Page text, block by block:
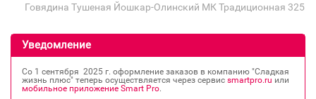
Говядина Тушеная Йошкар-Олинский МК Традиционная 325г
Уведомление
Со 1 сентября 2025 г. оформление заказов в компанию "Сладкая
жизнь плюс" теперь осуществляется через сервис smartpro.ru или
мобильное приложение Smart Pro.